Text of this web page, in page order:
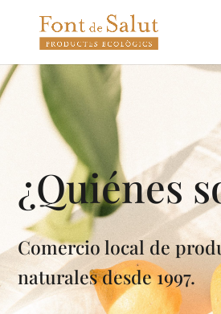
¿Quiénes
Comercio local de
naturales desde 1997.